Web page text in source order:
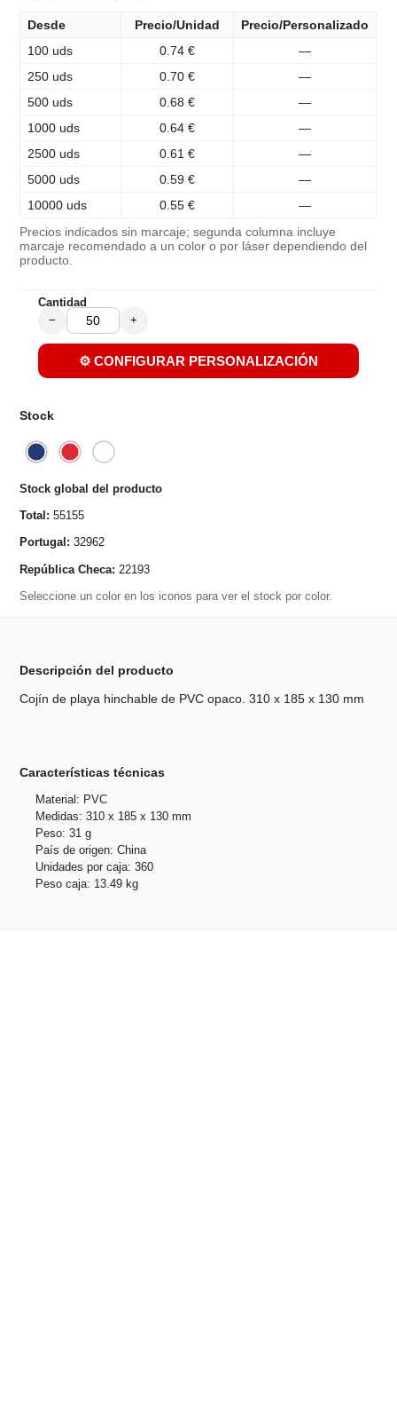
Desde Precio/Unidad
Precio/Personalizado
100 uds
0.74 €
—
250 uds
0.70 €
—
500 uds
0.68 €
—
1000 uds
0.64 €
—
2500 uds
0.61 €
—
5000 uds
0.59 €
—
10000 uds
0.55 € —
Precios indicados sin marcaje; segunda columna incluye
marcaje recomendado a un color o por láser dependiendo del
producto.
Cantidad
− +
⚙️ CONFIGURAR PERSONALIZACIÓN
Stock
Stock global del producto
Total: 55155
Portugal: 32962
República Checa: 22193
Seleccione un color en los iconos para ver el stock por color.
Descripción del producto
Cojín de playa hinchable de PVC opaco. 310 x 185 x 130 mm
Características técnicas
Material: PVC
Medidas: 310 x 185 x 130 mm
Peso: 31 g
País de origen: China
Unidades por caja: 360
Peso caja: 13.49 kg